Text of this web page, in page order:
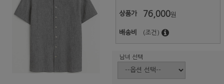
상품가 76,000원
배송비 (조건)
남녀 선택